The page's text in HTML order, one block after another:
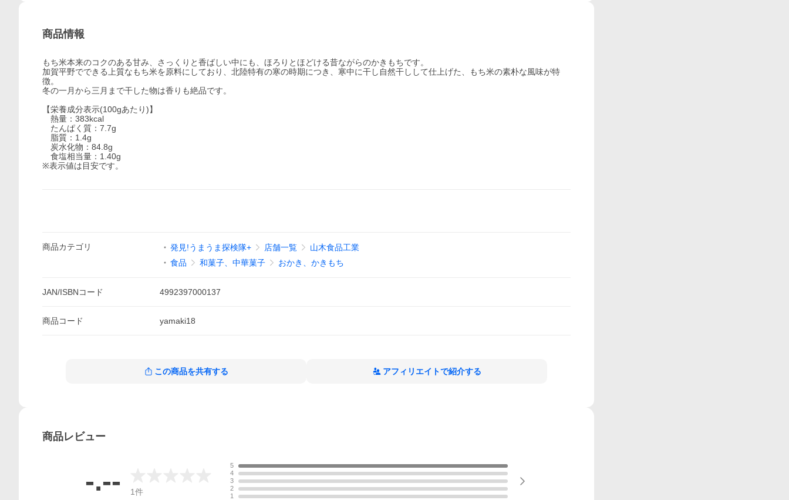
商品情報
もち米本来のコクのある甘み、さっくりと香ばしい中にも、ほろりとほどける昔ながらのかきもちです。
加賀平野でできる上質なもち米を原料にしており、北陸特有の寒の時期につき、寒中に干し自然干しして仕上げた、もち米の素朴な風味が特
徴。
冬の一月から三月まで干した物は香りも絶品です。
【栄養成分表示(100gあたり)】
熱量：383kcal
たんぱく質：7.7g
脂質：1.4g
炭水化物：84.8g
食塩相当量：1.40g
※表示値は目安です。
商品カテゴリ 発見!うまうま探検隊+ 店舗一覧
山木食品工業
食品
和菓子、中華菓子 おかき、かきもち
JAN/ISBNコード 4992397000137
商品コード yamaki18
この商品を共有する アフィリエイトで紹介する
商品レビュー
-.-- 1件
5
4
3
2
1